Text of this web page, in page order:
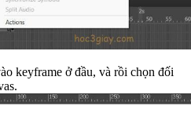
keyframe ở đầu, và rồi chọn đối